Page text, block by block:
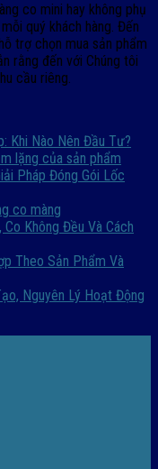
co mini hay không phụ
quý khách hàng. Đến
trợ chọn mua sản phẩm
rằng đến với Chúng tôi
cầu riêng.
Khi Nào Nên Đầu Tư?
lặng của sản phẩm
Pháp Đóng Gói Lốc
co màng
Không Đều Và Cách
Theo Sản Phẩm Và
Nguyên Lý Hoạt Động